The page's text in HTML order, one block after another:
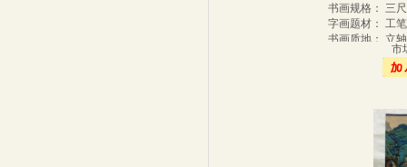
书画规格： 三
字画题材： 工
书画质地： 立
市